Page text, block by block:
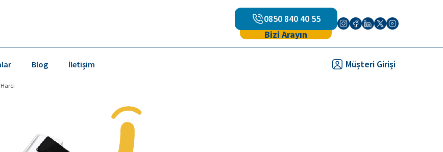
0850 840 40 55
Bizi Arayın
Blog İletişim Müşteri Girişi